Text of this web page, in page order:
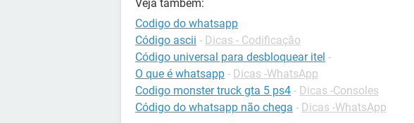
Veja também:
Codigo do whatsapp
Código ascii - Dicas - Codificação
Código universal para desbloquear itel -
O que é whatsapp - Dicas -WhatsApp
Codigo monster truck gta 5 ps4 - Dicas -Consoles
Código do whatsapp não chega - Dicas -WhatsApp